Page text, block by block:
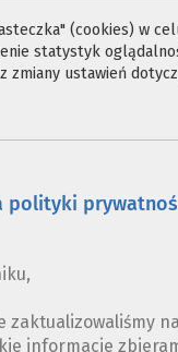
(cookies) w
statystyk
zmiany ustawień
polityki
zaktualizowaliśmy
informacje